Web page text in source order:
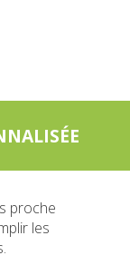
proche
les